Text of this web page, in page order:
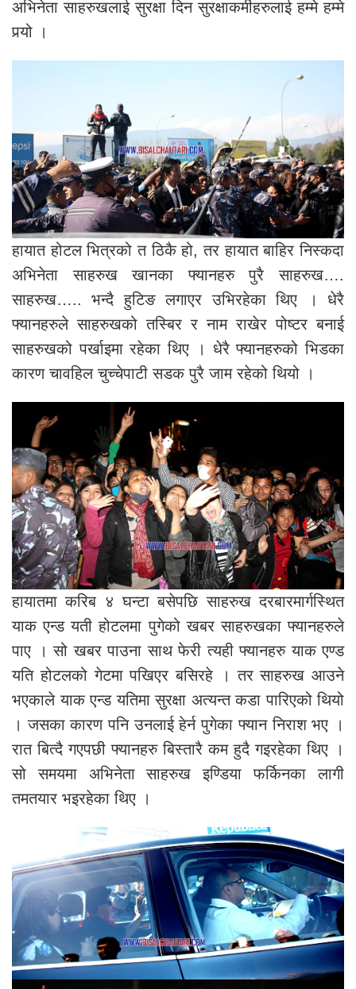
अभिनेता साहरुखलाई सुरक्षा दिन सुरक्षाकर्मीहरुलाई हम्मे हम्मे
पर्‍यो ।
हायात होटल भित्रको त ठिकै हो, तर हायात बाहिर निस्कदा
अभिनेता साहरुख खानका फ्यानहरु पुरै साहरुख….
साहरुख….. भन्दै हुटिङ लगाएर उभिरहेका थिए । धेरै
फ्यानहरुले साहरुखको तस्बिर र नाम राखेर पोष्टर बनाई
साहरुखको पर्खाइमा रहेका थिए । धेरै फ्यानहरुको भिडका
कारण चावहिल चुच्चेपाटी सडक पुरै जाम रहेको थियो ।
हायातमा करिब ४ घन्टा बसेपछि साहरुख दरबारमार्गस्थित
याक एन्ड यती होटलमा पुगेको खबर साहरुखका फ्यानहरुले
पाए । सो खबर पाउना साथ फेरी त्यही फ्यानहरु याक एण्ड
यति होटलको गेटमा पखिएर बसिरहे । तर साहरुख आउने
भएकाले याक एन्ड यतिमा सुरक्षा अत्यन्त कडा पारिएको थियो
। जसका कारण पनि उनलाई हेर्न पुगेका फ्यान निराश भए ।
रात बित्दै गएपछी फ्यानहरु बिस्तारै कम हुदै गइरहेका थिए ।
सो समयमा अभिनेता साहरुख इण्डिया फर्किनका लागी
तमतयार भइरहेका थिए ।